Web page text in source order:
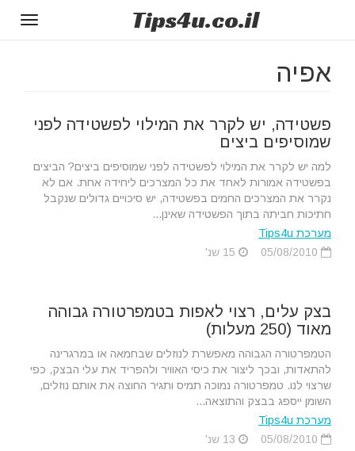
Tips4u.co.il
אפיה
פשטידה, יש לקרר את המילוי לפשטידה לפני
שמוסיפים ביצים
למה יש לקרר את המילוי לפשטידה לפני שמוסיפים ביצים? הביצים
בפשטידה אמורות לאחד את כל המצרכים ליחידה אחת. אם לא
נקרר את המצרכים החמים בפשטידה, יש סיכויים גדולים שנקבל
חתיכות חביתה בתוך הפשטידה שאינן...
מערכת Tips4u
בצק עלים, רצוי לאפות בטמפרטורה גבוהה
מאוד (250 מעלות)
הטמפרטורה הגבוהה מאפשרת לנוזלים שבחמאה או במרגרינה
להתאדות, ובכך ליצור את כיסי האוויר ולהפריד את עלי הבצק, כפי
שרצוי לנו. טמפרטורה נמוכה תמיס ותגיר החוצה את אותם נוזלים,
השומן ייספג בבצק והתוצאה...
מערכת Tips4u